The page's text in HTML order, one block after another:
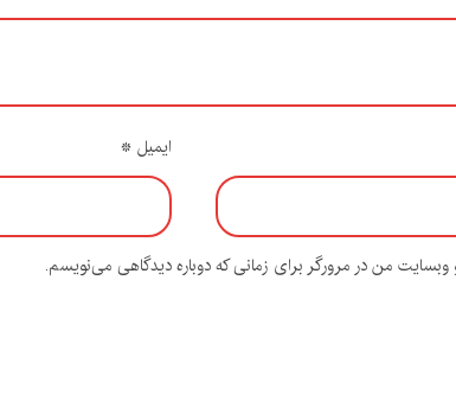
ایمیل *
وبسایت من در مرورگر برای زمانی که دوباره دیدگاهی می‌نویسم.